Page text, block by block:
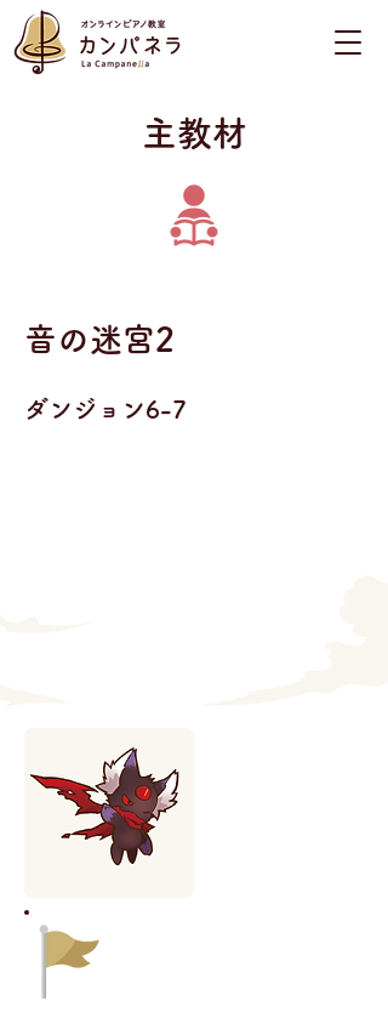
​主教材
音の迷宮2
ダンジョン6-7